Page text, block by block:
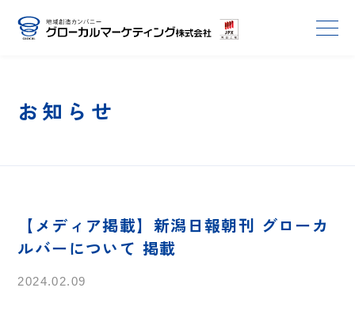
お知らせ
【メディア掲載】新潟日報朝刊 グローカ
ルバーについて 掲載
2024.02.09